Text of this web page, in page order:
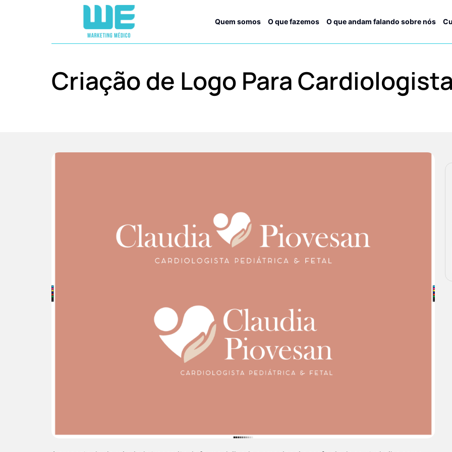
Quem somos O que fazemos O que andam falando sobre nós
Criação de Logo Para